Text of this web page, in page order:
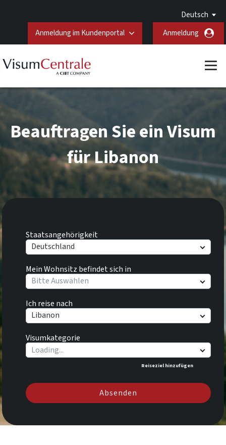
Deutsch
Anmeldung im Kundenportal
Anmeldung
Staatsangehörigkeit
Deutschland
Mein Wohnsitz befindet sich in
Bitte Auswählen
Ich reise nach
Libanon
Visumkategorie
Reiseziel hinzufügen
Absenden
Beauftragen Sie ein Visum
für Libanon